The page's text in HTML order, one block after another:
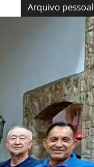
Arquivo pessoal